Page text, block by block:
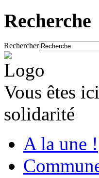
Recherche
Rechercher
Vous êtes
solidarité
A la une !